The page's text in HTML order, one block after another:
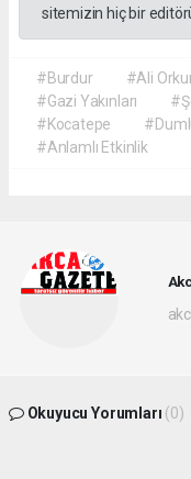
sitemizin hiç bir
#Burdur #Ali
#Gazi Yakınları
#Kocatepe
#Anlamlı Etkinlik
Okuyucu Yorumları (0)